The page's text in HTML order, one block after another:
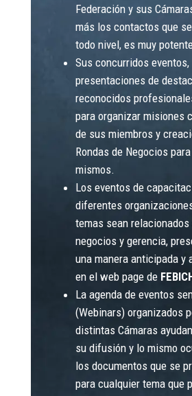
Federación y sus
más los contactos que
todo nivel, es muy
Sus concurridos eventos,
presentaciones de
reconocidos
para organizar misiones
de sus miembros y
Rondas de Negocios
mismos.
Los eventos de
diferentes
temas sean relacionados
negocios y gerencia,
una manera anticipada y
en el web page de
La agenda de eventos
(Webinars) organizados
distintas Cámaras
su difusión y lo mismo
los documentos que se
para cualquier tema que